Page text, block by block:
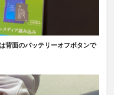
背面のバッテリーオフボタンで